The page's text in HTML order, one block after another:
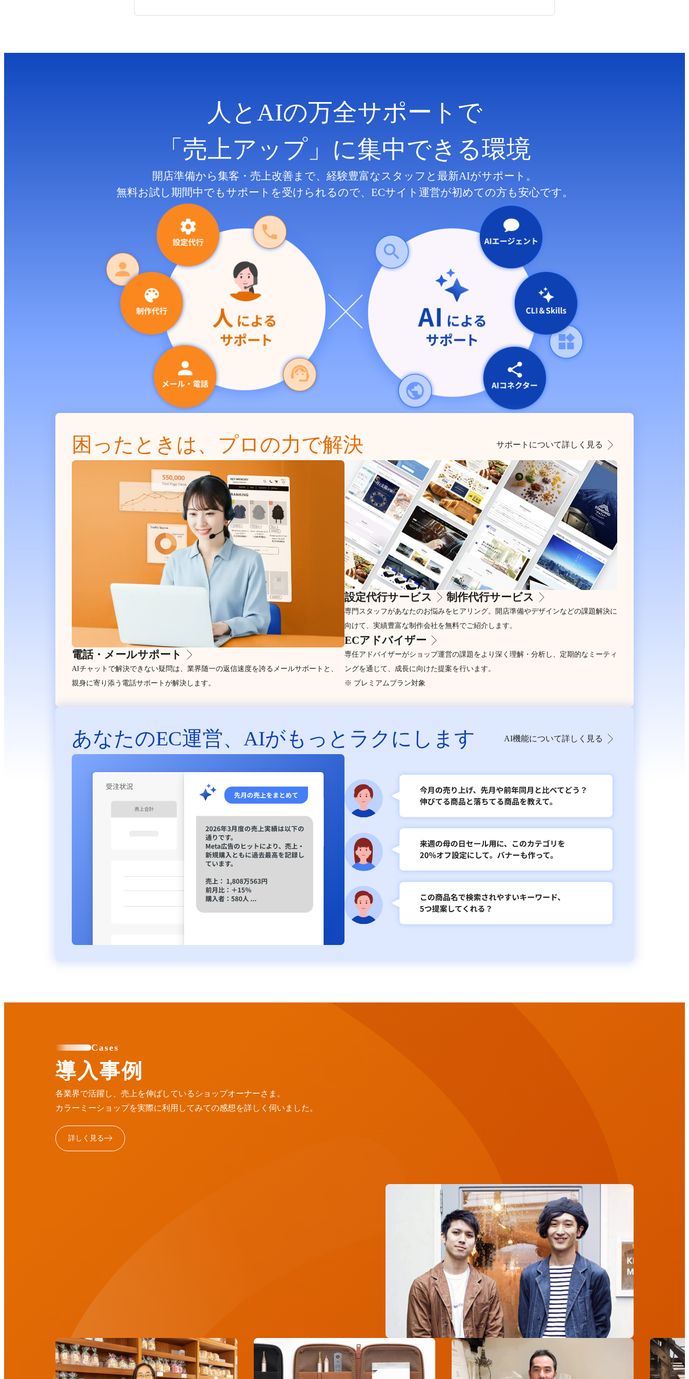
人とAIの万全サポートで
「売上アップ」に集中できる環境
開店準備から集客・売上改善まで、 経験豊富なスタッフと最新AIがサポート。
無料お試し期間中でもサポートを受けられるので、 ECサイト運営が初めての方も安心です。
困ったときは、プロの力で解決 サポートについて詳しく見る
電話・メールサポート
AIチャットで解決できない疑問は、業界随一の返信速度を誇るメールサポートと、
親身に寄り添う電話サポートが解決します。
設定代行サービス 制作代行サービス
専門スタッフがあなたのお悩みをヒアリング。開店準備やデザインなどの課題解決に
向けて、実績豊富な制作会社を無料でご紹介します。
ECアドバイザー
専任アドバイザーがショップ運営の課題をより深く理解・分析し、定期的なミーティ
ングを通じて、成長に向けた提案を行います。
※ プレミアムプラン対象
あなたのEC運営、 AIがもっとラクにします AI機能について詳しく見る
Cases
導入事例
各業界で活躍し、売上を伸ばしているショップオーナーさま。
カラーミーショップを実際に利用してみての感想を詳しく伺いました。
詳しく見る